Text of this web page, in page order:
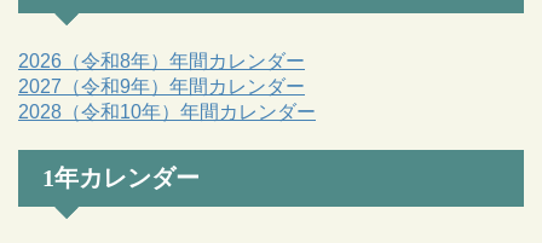
2026（令和8年）年間カレンダー
2027（令和9年）年間カレンダー
2028（令和10年）年間カレンダー
1年カレンダー